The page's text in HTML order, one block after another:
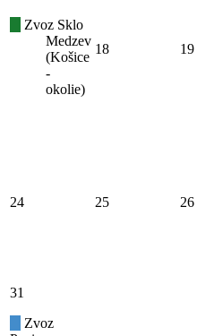
Zvoz Sklo
Medzev
(Košice
-
okolie)
18 19
24 25 26
31
Zvoz